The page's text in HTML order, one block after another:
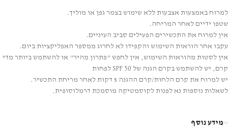
למרוח באמצעות אצבעות ללא שימוש בצמר גפן או מוליך.
שטפו ידיים לאחר המריחה.
אין למרוח את התכשירים הפעילים סביב העיניים.
עקבו אחר הוראות השימוש והקפידו לא לחרוג ממספר האפליקציות ביום.
אין לסטות מהוראות השימוש, אין לחפש "פתרון מהיר" או להשתמש ביותר מדי
קרם, יש להשתמש בקרם הגנה של SPF 50 לפחות
יש למרוח את קרם הלחות/קרם ההגנה 5 דקות לאחר מריחת התכשיר.
לשאלות נוספות נא לפנות לקוסמטיקה מוסמכת דרמלוסופית.
מידע נוסף